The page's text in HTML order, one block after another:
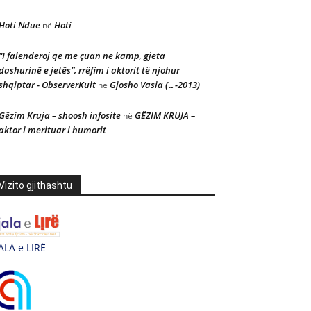
Ndue në Hoti
falenderoj që më çuan në kamp, gjeta
e jetës”, rrëfim i aktorit të njohur
- ObserverKult në Gjosho Vasia (…-2013)
Kruja – shoosh infosite në GËZIM KRUJA –
i merituar i humorit
gjithashtu
e LIRË